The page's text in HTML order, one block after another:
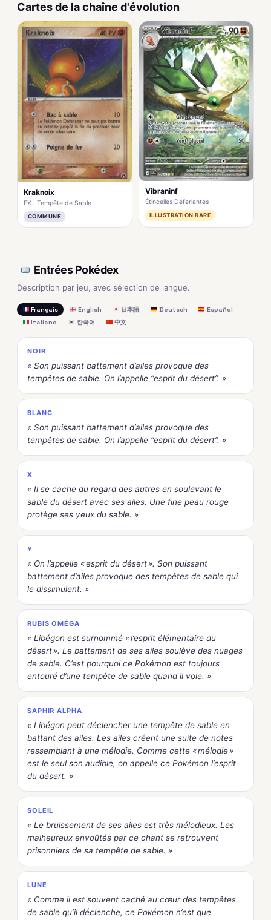
Cartes de la chaîne d'évolution
Kraknoix
EX : Tempête de Sable
COMMUNE
Vibraninf
Étincelles Déferlantes
ILLUSTRATION RARE
Entrées Pokédex
Description par jeu, avec sélection de langue.
Français English 日本語 Deutsch
Español
Italiano
한국어 中文
NOIR
« Son puissant battement d’ailes provoque des
tempêtes de sable. On l’appelle “esprit du désert”. »
BLANC
« Son puissant battement d’ailes provoque des
tempêtes de sable. On l’appelle “esprit du désert”. »
X
« Il se cache du regard des autres en soulevant le
sable du désert avec ses ailes. Une fine peau rouge
protège ses yeux du sable. »
Y
« On l’appelle « esprit du désert ». Son puissant
battement d’ailes provoque des tempêtes de sable qui
le dissimulent. »
RUBIS OMÉGA
« Libégon est surnommé « l’esprit élémentaire du
désert ». Le battement de ses ailes soulève des nuages
de sable. C’est pourquoi ce Pokémon est toujours
entouré d’une tempête de sable quand il vole. »
SAPHIR ALPHA
« Libégon peut déclencher une tempête de sable en
battant des ailes. Les ailes créent une suite de notes
ressemblant à une mélodie. Comme cette « mélodie »
est le seul son audible, on appelle ce Pokémon l’esprit
du désert. »
SOLEIL
« Le bruissement de ses ailes est très mélodieux. Les
malheureux envoûtés par ce chant se retrouvent
prisonniers de sa tempête de sable. »
LUNE
« Comme il est souvent caché au cœur des tempêtes
de sable qu’il déclenche, ce Pokémon n’est que